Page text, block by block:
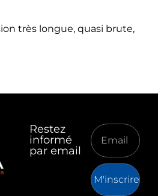
très longue, quasi brute,
Restez
informé
par email
M'inscrire